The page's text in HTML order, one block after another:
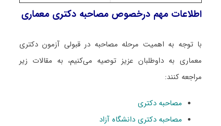
اطلاعات مهم درخصوص مصاحبه دکتری ﻣﻌﻤﺎری
با توجه به اهمیت مرحله مصاحبه در قبولی آزمون دکتری
ﻣﻌﻤﺎری به داوطلبان عزیز توصیه می‌کنیم، به مقالات زیر
مراجعه کنند:
مصاحبه دکتری
مصاحبه دکتری دانشگاه آزاد